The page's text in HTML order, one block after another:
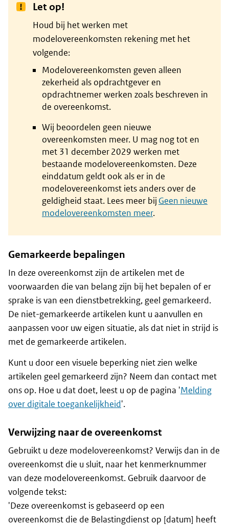
Let op!
Houd bij het werken met
modelovereenkomsten rekening met het
volgende:
Modelovereenkomsten geven alleen
zekerheid als opdrachtgever en
opdrachtnemer werken zoals beschreven in
de overeenkomst.
Wij beoordelen geen nieuwe
overeenkomsten meer. U mag nog tot en
met 31 december 2029 werken met
bestaande modelovereenkomsten. Deze
einddatum geldt ook als er in de
modelovereenkomst iets anders over de
geldigheid staat. Lees meer bij Geen nieuwe
modelovereenkomsten meer.
Gemarkeerde bepalingen
In deze overeenkomst zijn de artikelen met de
voorwaarden die van belang zijn bij het bepalen of er
sprake is van een dienstbetrekking, geel gemarkeerd.
De niet-gemarkeerde artikelen kunt u aanvullen en
aanpassen voor uw eigen situatie, als dat niet in strijd is
met de gemarkeerde artikelen.
Kunt u door een visuele beperking niet zien welke
artikelen geel gemarkeerd zijn? Neem dan contact met
ons op. Hoe u dat doet, leest u op de pagina 'Melding
over digitale toegankelijkheid'.
Verwijzing naar de overeenkomst
Gebruikt u deze modelovereenkomst? Verwijs dan in de
overeenkomst die u sluit, naar het kenmerknummer
van deze modelovereenkomst. Gebruik daarvoor de
volgende tekst:
'Deze overeenkomst is gebaseerd op een
overeenkomst die de Belastingdienst op [datum] heeft